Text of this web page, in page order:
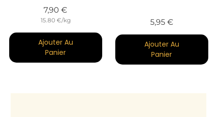
7,90 €
15.80 €/kg
Ajouter Au
Panier
5,95 €Prix
Ajouter Au
Panier